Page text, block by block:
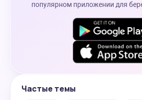
популярном приложении для
Частые темы